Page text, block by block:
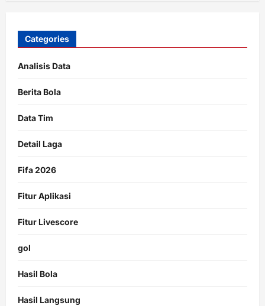
Categories
Analisis Data
Berita Bola
Data Tim
Detail Laga
Fifa 2026
Fitur Aplikasi
Fitur Livescore
gol
Hasil Bola
Hasil Langsung